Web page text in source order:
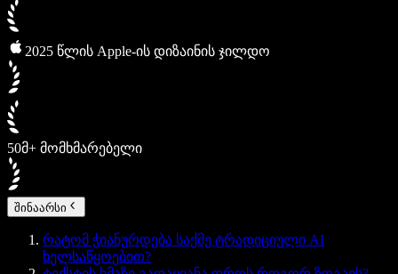
2025 წლის Apple-ის დიზაინის ჯილდო
50მ+ მომხმარებელი
შინაარსი
რატომ ჭიანურდება საქმე ტრადიციული AI
ხელსაწყოებით?